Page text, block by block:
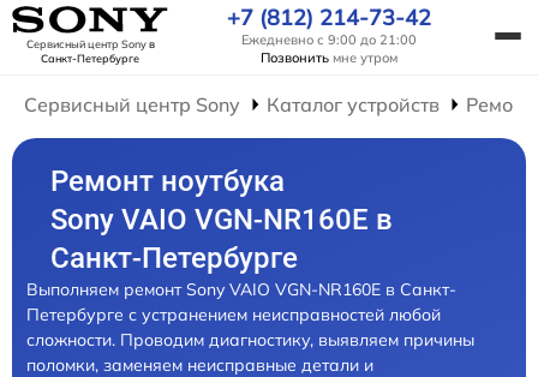
Сервисный центр Sonyв
Санкт-Петербурге
+7 (812) 214-73-42
Ежедневно с 9:00 до 21:00
Позвонить мне утром
Сервисный центр Sony Каталог устройств
Ремонт ноутбука
Sony VAIO VGN-NR160E в
Санкт-Петербурге
Выполняем ремонт Sony VAIO VGN-NR160E в Санкт-
Петербурге с устранением неисправностей любой
сложности. Проводим диагностику, выявляем причины
поломки, заменяем неисправные детали и